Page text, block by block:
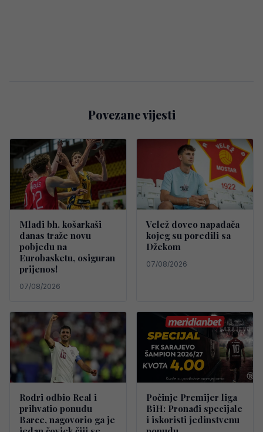
Povezane vijesti
Mladi bh. košarkaši
danas traže novu
pobjedu na
Eurobasketu, osiguran
prijenos!
07/08/2026
Velež doveo napadača
kojeg su poredili sa
Džekom
07/08/2026
Rodri odbio Real i
prihvatio ponudu
Barce, nagovorio ga je
Počinje Premijer liga
BiH: Pronađi specijale
i iskoristi jedinstvenu